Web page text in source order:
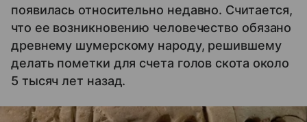
появилась относительно недавно. Считается,
что ее возникновению человечество обязано
древнему шумерскому народу, решившему
делать пометки для счета голов скота около
5 тысяч лет назад.